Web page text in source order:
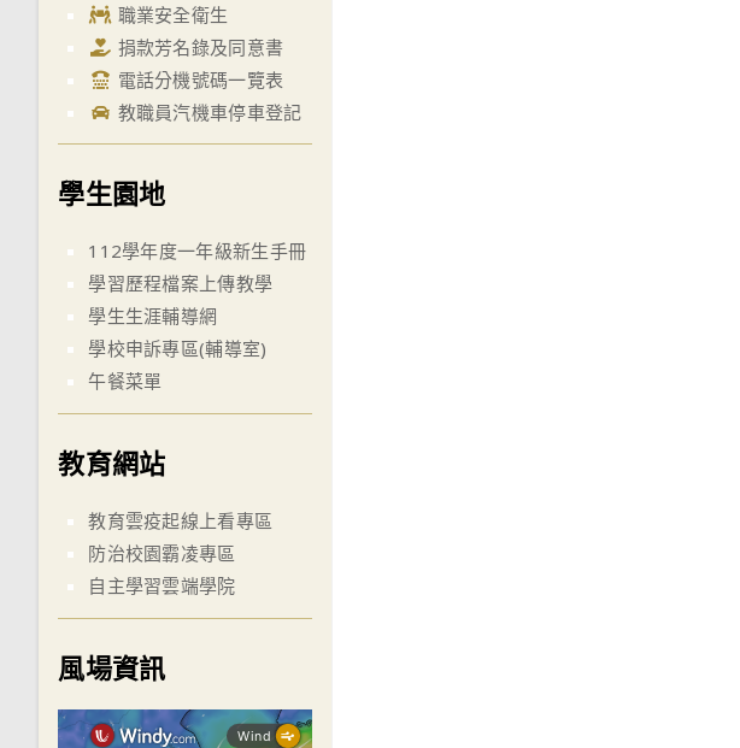
職業安全衛生
捐款芳名錄及同意書
電話分機號碼一覽表
教職員汽機車停車登記
學生園地
112學年度一年級新生手冊
學習歷程檔案上傳教學
學生生涯輔導網
學校申訴專區(輔導室)
午餐菜單
教育網站
教育雲疫起線上看專區
防治校園霸凌專區
自主學習雲端學院
風場資訊